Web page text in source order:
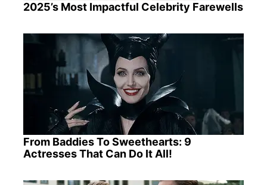
2025’s Most Impactful Celebrity Farewells
From Baddies To Sweethearts: 9
Actresses That Can Do It All!